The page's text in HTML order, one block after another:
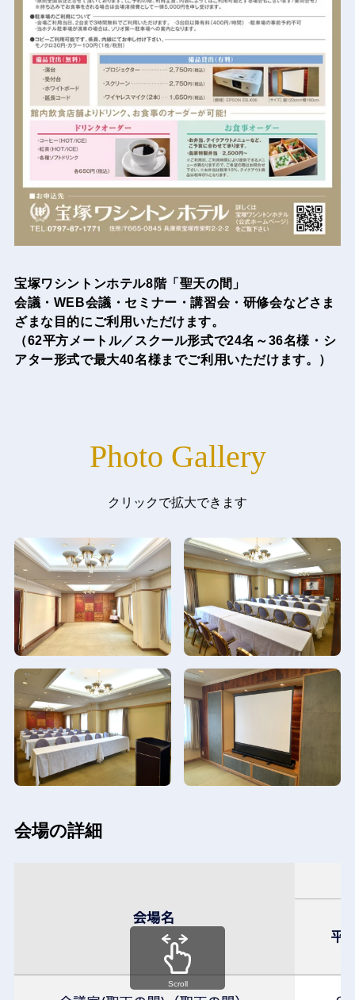
宝塚ワシントンホテル8階「聖天の間」
​会議・WEB会議・セミナー・講習会・研修会などさま
ざまな目的にご利用いただけます。
（62平方メートル／スクール形式で24名～36名様・シ
アター形式で最大40名様までご利用いただけます。）
Photo Gallery
クリックで拡大できます
会場の詳細
Scroll